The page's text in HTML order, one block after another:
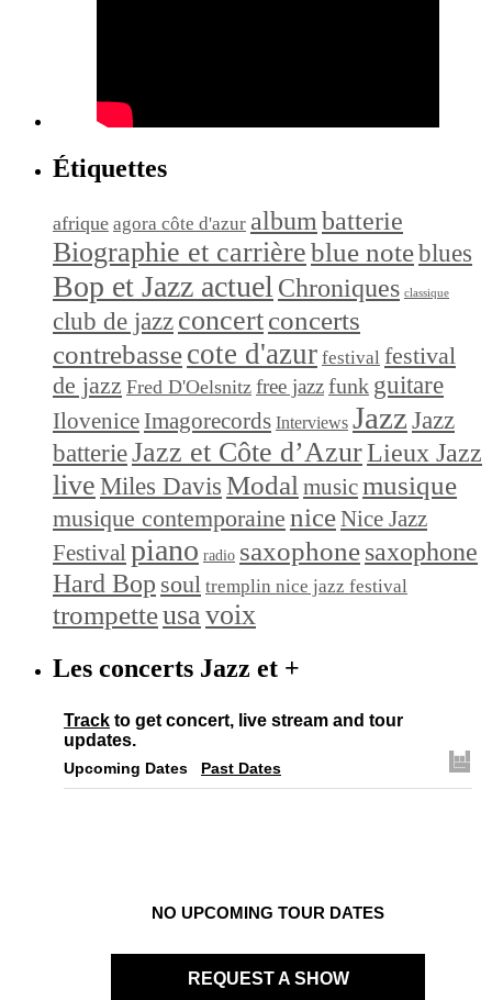
Étiquettes
afrique agora côte d'azur album batterie
Biographie et carrièreblue noteblues
Bop et Jazz actuel Chroniques classique
club de jazz concertconcerts
contrebassecote d'azur festival festival
de jazz Fred D'Oelsnitz free jazzfunk guitare
Ilovenice Imagorecords Interviews Jazz Jazz
batterieJazz et Côte d’AzurLieux Jazz
live Miles Davis Modal musicmusique
musique contemporaine niceNice Jazz
Festivalpiano radio saxophonesaxophone
Hard Bop soul tremplin nice jazz festival
trompetteusavoix
Les concerts Jazz et +
Track to get concert, live stream and tour
updates.
Upcoming Dates Past Dates
NO UPCOMING TOUR DATES
REQUEST A SHOW